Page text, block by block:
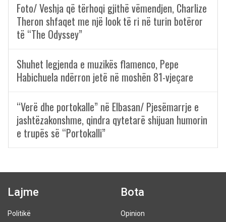
Foto/ Veshja që tërhoqi gjithë vëmendjen, Charlize
Theron shfaqet me një look të ri në turin botëror
të “The Odyssey”
Shuhet legjenda e muzikës flamenco, Pepe
Habichuela ndërron jetë në moshën 81-vjeçare
“Verë dhe portokalle” në Elbasan/ Pjesëmarrje e
jashtëzakonshme, qindra qytetarë shijuan humorin
e trupës së “Portokalli”
Lajme
Politikë
Bota
Opinion